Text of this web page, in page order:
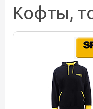
Кофты,